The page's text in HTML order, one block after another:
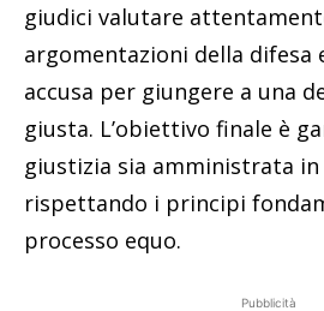
giudici valutare
argomentazioni della difesa
accusa per giungere a una
giusta. L’obiettivo finale è
giustizia sia amministrata
rispettando i principi
processo equo.
Pubblicità